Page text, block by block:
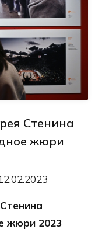
Стенина
жюри
жюри 2023